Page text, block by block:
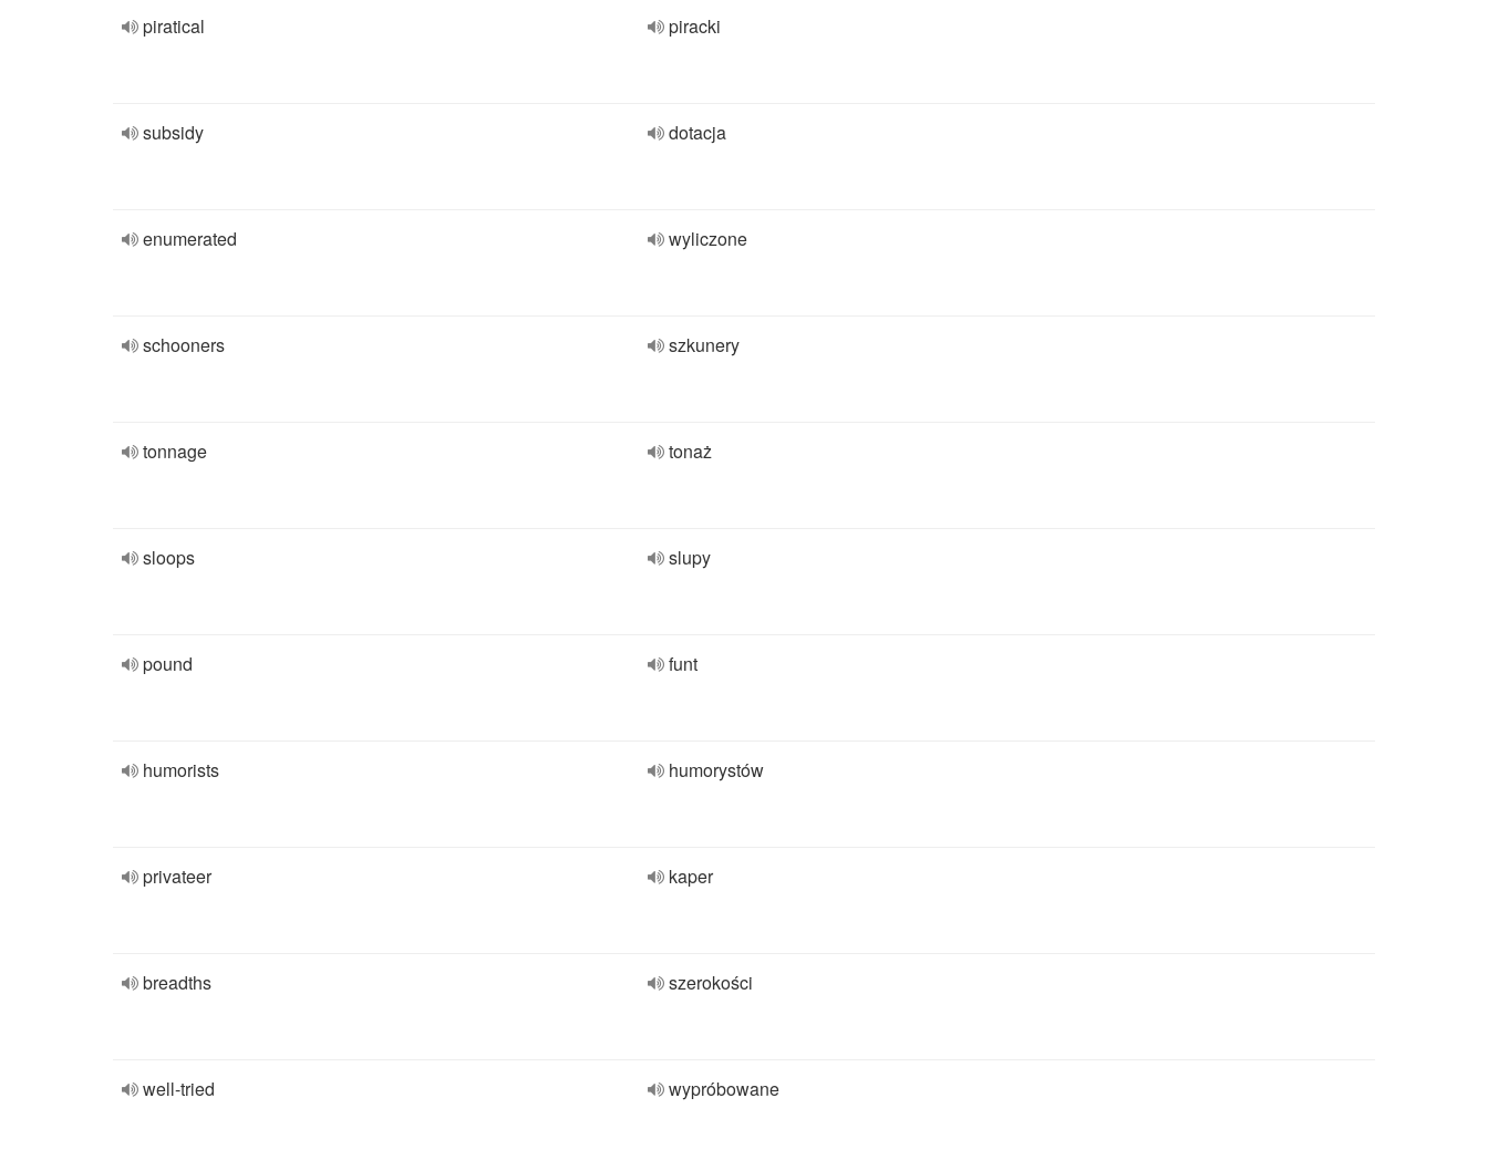
piratical piracki
subsidy dotacja
enumerated wyliczone
schooners szkunery
tonnage tonaż
sloops slupy
pound funt
humorists humorystów
privateer kaper
breadths szerokości
well-tried wypróbowane